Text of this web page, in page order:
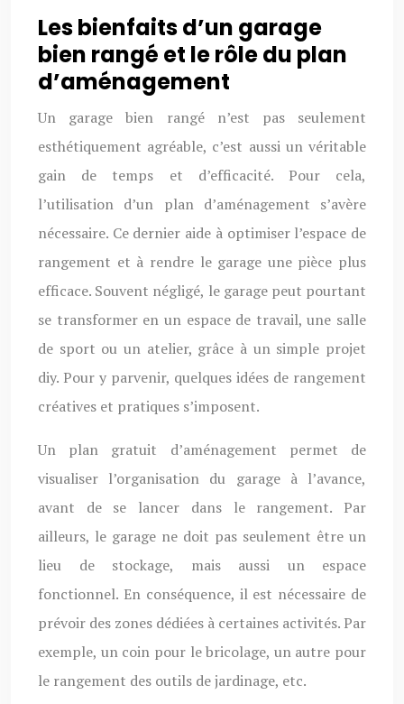
Les bienfaits d’un garage
bien rangé et le rôle du plan
d’aménagement
Un garage bien rangé n’est pas seulement
esthétiquement agréable, c’est aussi un véritable
gain de temps et d’efficacité. Pour cela,
l’utilisation d’un plan d’aménagement s’avère
nécessaire. Ce dernier aide à optimiser l’espace de
rangement et à rendre le garage une pièce plus
efficace. Souvent négligé, le garage peut pourtant
se transformer en un espace de travail, une salle
de sport ou un atelier, grâce à un simple projet
diy. Pour y parvenir, quelques idées de rangement
créatives et pratiques s’imposent.
Un plan gratuit d’aménagement permet de
visualiser l’organisation du garage à l’avance,
avant de se lancer dans le rangement. Par
ailleurs, le garage ne doit pas seulement être un
lieu de stockage, mais aussi un espace
fonctionnel. En conséquence, il est nécessaire de
prévoir des zones dédiées à certaines activités. Par
exemple, un coin pour le bricolage, un autre pour
le rangement des outils de jardinage, etc.